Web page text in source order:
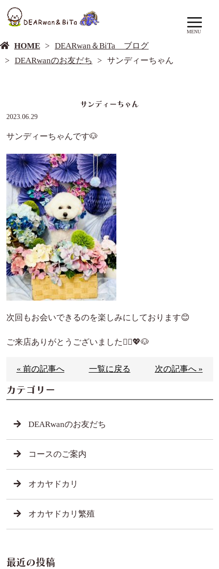
MENU
HOME
DEARwan＆BiTa ブログ
DEARwanのお友だち
サンディーちゃん
サンディーちゃん
2023.06.29
サンディーちゃんです🐶
次回もお会いできるのを楽しみにしております😊
ご来店ありがとうございました🙇‍♀️💖🐶
« 前の記事へ 一覧に戻る 次の記事へ »
カテゴリー
DEARwanのお友だち
コースのご案内
オカヤドカリ
オカヤドカリ繁殖
最近の投稿